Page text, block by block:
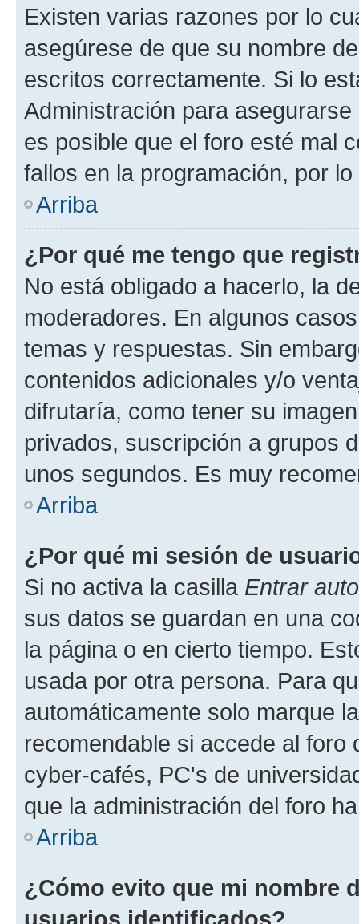
Existen varias razones por lo
asegúrese de que su nombre
escritos correctamente. Si lo
Administración para
es posible que el foro esté mal
fallos en la programación, por
Arriba
¿Por qué me tengo que
No está obligado a hacerlo, la
moderadores. En algunos
temas y respuestas. Sin
contenidos adicionales y/o
difrutaría, como tener su
privados, suscripción a grupos
unos segundos. Es muy
Arriba
¿Por qué mi sesión de
Si no activa la casilla Entrar
sus datos se guardan en una
la página o en cierto tiempo.
usada por otra persona. Para
automáticamente solo marque
recomendable si accede al foro
cyber-cafés, PC's de
que la administración del foro
Arriba
¿Cómo evito que mi nombre